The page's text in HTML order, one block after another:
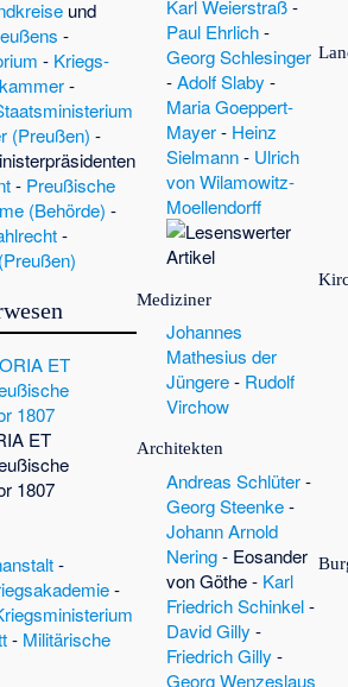
und
-
- Kriegs-
-
(Preußen) -
- Preußische
(Behörde) -
-
ET
1807
-
-
- Militärische
Karl Weierstraß-
Paul Ehrlich-
Georg Schlesinger
-Adolf Slaby -
Maria Goeppert-
Mayer- Heinz
Sielmann- Ulrich
von Wilamowitz-
Moellendorff
Mediziner
Johannes
Mathesius der
Jüngere- Rudolf
Virchow
Architekten
Andreas Schlüter-
Georg Steenke-
Johann Arnold
Nering- Eosander
von Göthe- Karl
Friedrich Schinkel-
David Gilly -
Friedrich Gilly -
Georg Wenzeslaus